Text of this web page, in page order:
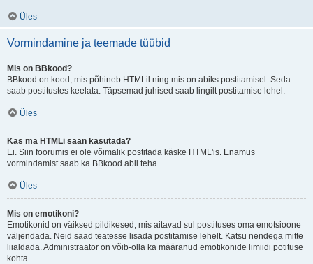
Üles
Vormindamine ja teemade tüübid
Mis on BBkood?
BBkood on kood, mis põhineb HTMLil ning mis on abiks postitamisel. Seda
saab postitustes keelata. Täpsemad juhised saab lingilt postitamise lehel.
Üles
Kas ma HTMLi saan kasutada?
Ei. Siin foorumis ei ole võimalik postitada käske HTML'is. Enamus
vormindamist saab ka BBkood abil teha.
Üles
Mis on emotikoni?
Emotikonid on väiksed pildikesed, mis aitavad sul postituses oma emotsioone
väljendada. Neid saad teatesse lisada postitamise lehelt. Katsu nendega mitte
liialdada. Administraator on võib-olla ka määranud emotikonide limiidi potituse
kohta.